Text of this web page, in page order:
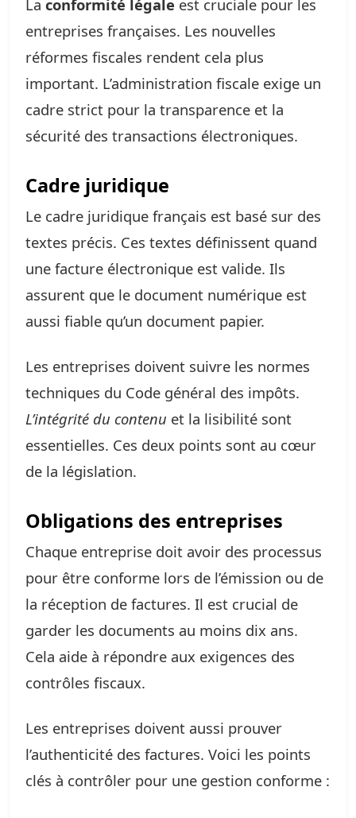
La conformité légale est cruciale pour les
entreprises françaises. Les nouvelles
réformes fiscales rendent cela plus
important. L’administration fiscale exige un
cadre strict pour la transparence et la
sécurité des transactions électroniques.
Cadre juridique
Le cadre juridique français est basé sur des
textes précis. Ces textes définissent quand
une facture électronique est valide. Ils
assurent que le document numérique est
aussi fiable qu’un document papier.
Les entreprises doivent suivre les normes
techniques du Code général des impôts.
L’intégrité du contenu et la lisibilité sont
essentielles. Ces deux points sont au cœur
de la législation.
Obligations des entreprises
Chaque entreprise doit avoir des processus
pour être conforme lors de l’émission ou de
la réception de factures. Il est crucial de
garder les documents au moins dix ans.
Cela aide à répondre aux exigences des
contrôles fiscaux.
Les entreprises doivent aussi prouver
l’authenticité des factures. Voici les points
clés à contrôler pour une gestion conforme :